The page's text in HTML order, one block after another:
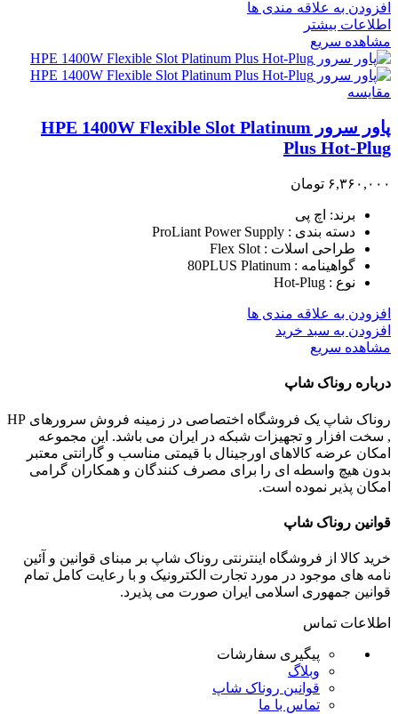
افزودن به علاقه مندی ها
اطلاعات بیشتر
مشاهده سریع
مقایسه
پاور سرور HPE 1400W Flexible Slot Platinum
Plus Hot-Plug
۶,۳۶۰,۰۰۰ تومان
برند: اچ پی
دسته بندی : ProLiant Power Supply
طراحی اسلات : Flex Slot
گواهینامه : 80PLUS Platinum
نوع : Hot-Plug
افزودن به علاقه مندی ها
افزودن به سبد خرید
مشاهده سریع
درباره روناک شاپ
روناک شاپ یک فروشگاه اختصاصی در زمینه فروش سرورهای HP
, سخت افزار و تجهیزات شبکه در ایران می باشد. این مجموعه
امکان عرضه کالاهای اورجینال با قیمتی مناسب و گارانتی معتبر
بدون هیچ واسطه ای را برای مصرف کنندگان و همکاران گرامی
امکان پذیر نموده است.
قوانین روناک شاپ
خرید کالا از فروشگاه اینترنتی روناک شاپ بر مبنای قوانین و آئین
نامه های موجود در مورد تجارت الکترونیک و با رعایت کامل تمام
قوانین جمهوری اسلامی ایران صورت می پذیرد.
اطلاعات تماس
پیگیری سفارشات
وبلاگ
قوانین روناک شاپ
تماس با ما